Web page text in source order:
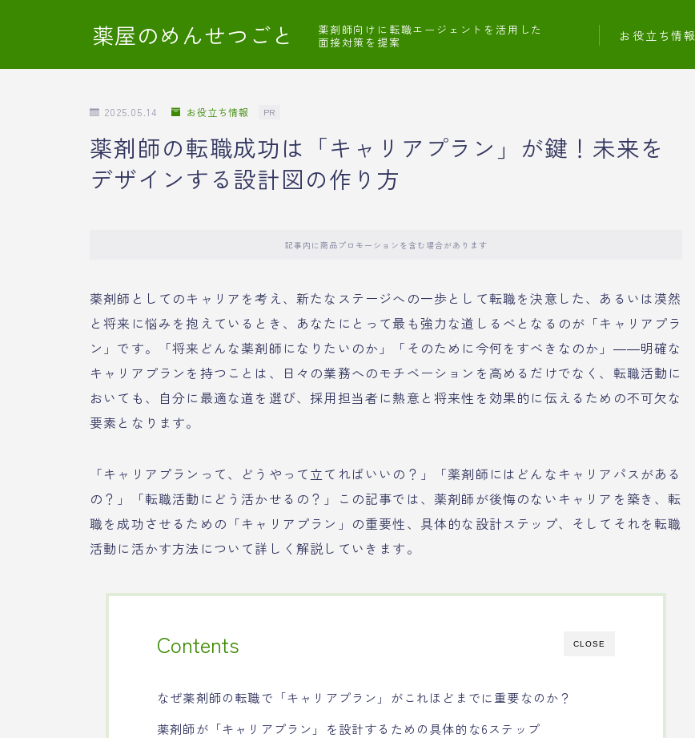
薬屋のめんせつごと
薬剤師向けに転職エージェントを活用した
面接対策を提案
お役立ち情報
2025.05.14 お役立ち情報 PR
薬剤師の転職成功は「キャリアプラン」が鍵！未来を
デザインする設計図の作り方
記事内に商品プロモーションを含む場合があります
薬剤師としてのキャリアを考え、新たなステージへの一歩として転職を決意した、あるいは漠然
と将来に悩みを抱えているとき、あなたにとって最も強力な道しるべとなるのが「キャリアプラ
ン」です。「将来どんな薬剤師になりたいのか」「そのために今何をすべきなのか」――明確な
キャリアプランを持つことは、日々の業務へのモチベーションを高めるだけでなく、転職活動に
おいても、自分に最適な道を選び、採用担当者に熱意と将来性を効果的に伝えるための不可欠な
要素となります。
「キャリアプランって、どうやって立てればいいの？」「薬剤師にはどんなキャリアパスがある
の？」「転職活動にどう活かせるの？」この記事では、薬剤師が後悔のないキャリアを築き、転
職を成功させるための「キャリアプラン」の重要性、具体的な設計ステップ、そしてそれを転職
活動に活かす方法について詳しく解説していきます。
CLOSE
Contents
なぜ薬剤師の転職で「キャリアプラン」がこれほどまでに重要なのか？
薬剤師が「キャリアプラン」を設計するための具体的な6ステップ